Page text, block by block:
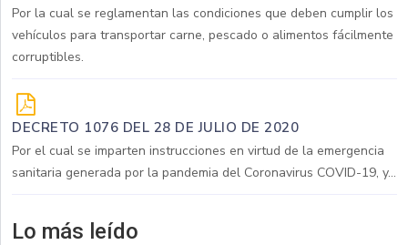
Por la cual se reglamentan las condiciones que deben cumplir los
vehículos para transportar carne, pescado o alimentos fácilmente
corruptibles.
DECRETO 1076 DEL 28 DE JULIO DE 2020
Por el cual se imparten instrucciones en virtud de la emergencia
sanitaria generada por la pandemia del Coronavirus COVID-19, y...
Lo más leído